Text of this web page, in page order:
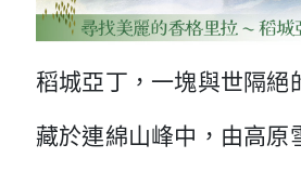
稻城亞丁，一塊與世隔絕
藏於連綿山峰中，由高原